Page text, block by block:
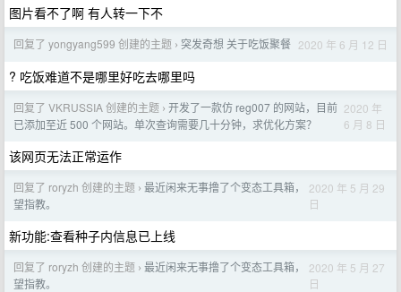
图片看不了啊 有人转一下不
回复了 yongyang599 创建的主题 › 突发奇想 关于吃饭聚餐 2020 年 6 月 12 日
? 吃饭难道不是哪里好吃去哪里吗
回复了 VKRUSSIA 创建的主题 › 开发了一款仿 reg007 的网站，目前
已添加至近 500 个网站。单次查询需要几十分钟，求优化方案？
2020 年
6 月 8 日
该网页无法正常运作
回复了 roryzh 创建的主题 › 最近闲来无事撸了个变态工具箱，
望指教。
2020 年 5 月 29
日
新功能:查看种子内信息已上线
回复了 roryzh 创建的主题 › 最近闲来无事撸了个变态工具箱，
望指教。
2020 年 5 月 27
日